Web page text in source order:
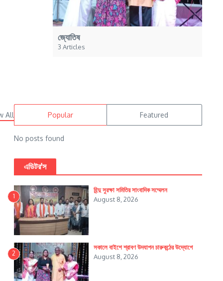
জ্যোতিষ
3 Articles
All Popular Featured
No posts found
এডিটর'স
1
হিন্দু সুরক্ষা সমিতির সাংবাদিক সম্মেলন
August 8, 2026
2
সকালে বাইশে শ্রাবণ উদযাপন চারুকন্ঠের উদ্যোগে
August 8, 2026